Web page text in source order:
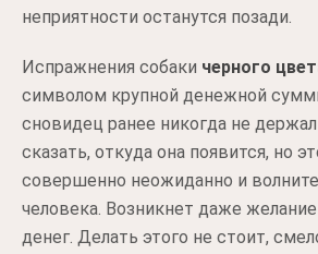
неприятности останутся позади.
Испражнения собаки черного
символом крупной денежной
сновидец ранее никогда не
сказать, откуда она появится, но
совершенно неожиданно и
человека. Возникнет даже
денег. Делать этого не стоит,